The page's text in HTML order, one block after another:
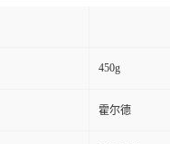
450g
霍尔德